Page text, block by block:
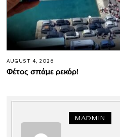
AUGUST 4, 2026
Φέτος σπάμε ρεκόρ!
MADMIN